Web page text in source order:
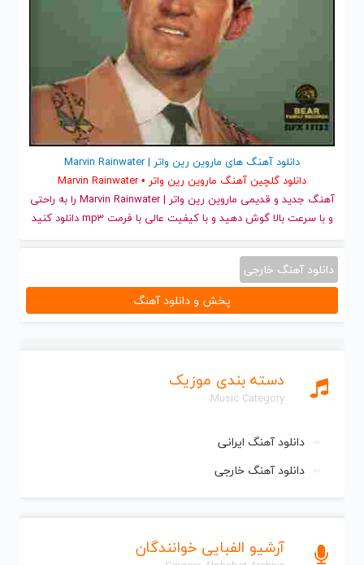
دسته بندی موزیک
Music Category
دانلود آهنگ ایرانی
دانلود آهنگ خارجی
آرشیو الفبایی خوانندگان
دانلود آهنگ های ماروین رین واتر | Marvin Rainwater
دانلود گلچین آهنگ ماروین رین واتر • Marvin Rainwater
آهنگ جدید
و قدیمی ماروین رین واتر | Marvin Rainwater را به راحتی
و با سرعت بالا گوش دهید و با کیفیت عالی با فرمت mp3 دانلود کنید
دانلود آهنگ خارجی
پخش و دانلود آهنگ